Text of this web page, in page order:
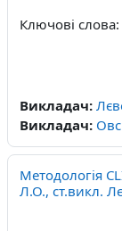
Ключові слова:
Викладач:
Викладач:
Методологія
Л.О., ст.викл.